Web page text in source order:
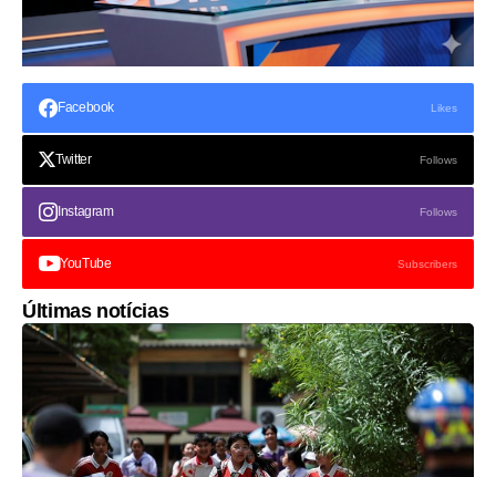
Facebook Likes
Twitter Follows
Instagram Follows
YouTube Subscribers
Últimas notícias